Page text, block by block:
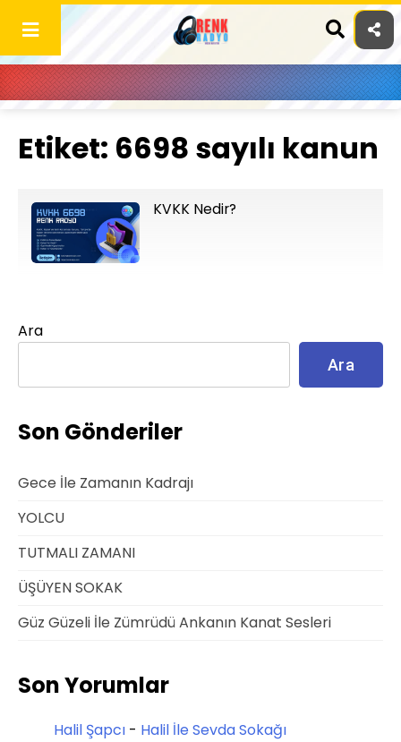
content
Etiket: 6698 sayılı kanun
KVKK Nedir?
Ara
Ara
Son Gönderiler
Gece İle Zamanın Kadrajı
YOLCU
TUTMALI ZAMANI
ÜŞÜYEN SOKAK
Güz Güzeli İle Zümrüdü Ankanın Kanat Sesleri
Son Yorumlar
Halil Şapcı - Halil İle Sevda Sokağı